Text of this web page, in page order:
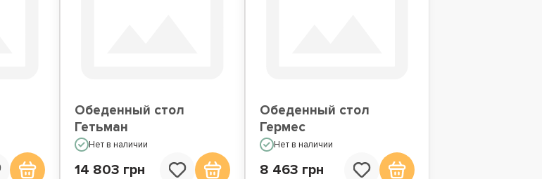
Обеденный стол
Гетьман
Нет в наличии
14 803 грн
Обеденный стол
Гермес
Нет в наличии
8 463 грн